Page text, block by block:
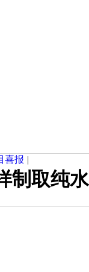
喜报 |
制取纯